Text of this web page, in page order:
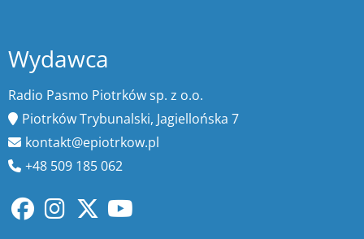
Wydawca
Radio Pasmo Piotrków sp. z o.o.
Piotrków Trybunalski, Jagiellońska 7
kontakt@epiotrkow.pl
+48 509 185 062